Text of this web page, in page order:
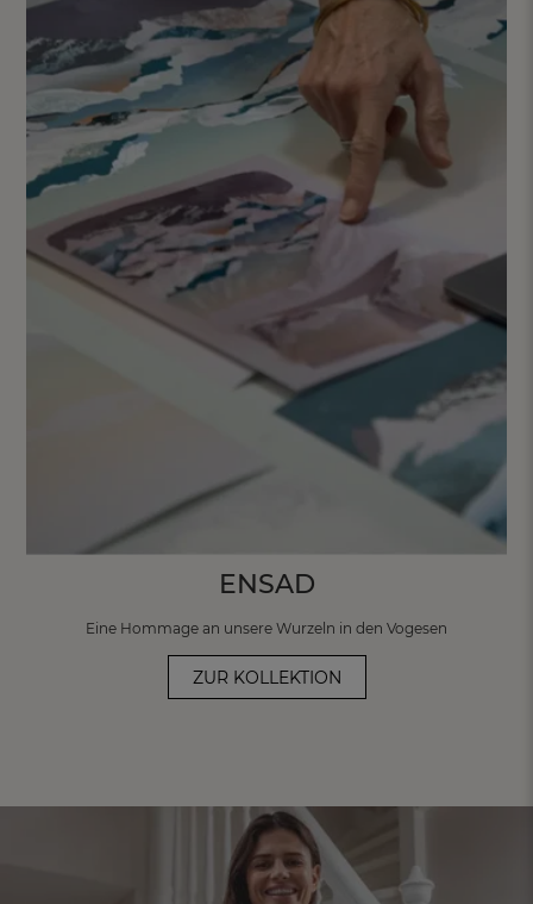
ENSAD
Eine Hommage an unsere Wurzeln in den Vogesen
ZUR KOLLEKTION